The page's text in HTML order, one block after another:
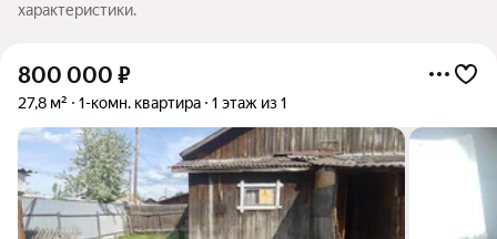
характеристики.
800 000 ₽
27,8 м² 1-комн. квартира 1 этаж из 1